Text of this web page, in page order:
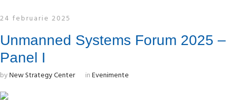
24 februarie 2025
Unmanned Systems Forum 2025 –
Panel I
byNew Strategy Center inEvenimente